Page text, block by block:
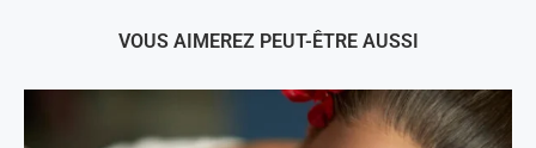
VOUS AIMEREZ PEUT-ÊTRE AUSSI